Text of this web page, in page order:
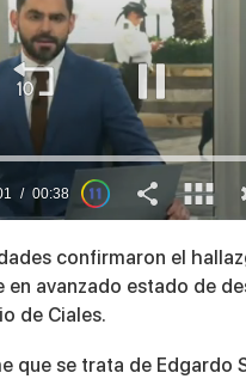
00:38
confirmaron el
en avanzado estado de
de Ciales.
que se trata de Edgardo